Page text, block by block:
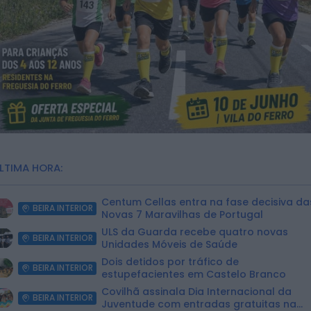
HORA:
BEIRA INTERIOR
Centum Cellas entra na fase decisiva
Novas 7 Maravilhas de Portugal
BEIRA INTERIOR
ULS da Guarda recebe quatro novas
Unidades Móveis de Saúde
BEIRA INTERIOR
Dois detidos por tráfico de
estupefacientes em Castelo Branco
BEIRA INTERIOR
Covilhã assinala Dia Internacional da
Juventude com entradas gratuitas na